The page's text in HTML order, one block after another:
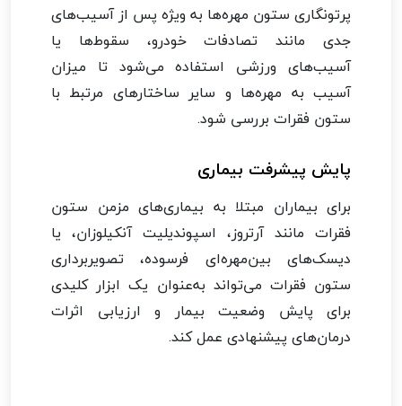
پرتونگاری ستون مهره‌ها به ویژه پس از آسیب‌های
جدی مانند تصادفات خودرو، سقوط‌ها یا
آسیب‌های ورزشی استفاده می‌شود تا میزان
آسیب به مهره‌ها و سایر ساختارهای مرتبط با
ستون فقرات بررسی شود.
پایش پیشرفت بیماری
برای بیماران مبتلا به بیماری‌های مزمن ستون
فقرات مانند آرتروز، اسپوندیلیت آنکیلوزان، یا
دیسک‌های بین‌مهره‌ای فرسوده، تصویربرداری
ستون فقرات می‌تواند به‌عنوان یک ابزار کلیدی
برای پایش وضعیت بیمار و ارزیابی اثرات
درمان‌های پیشنهادی عمل کند.